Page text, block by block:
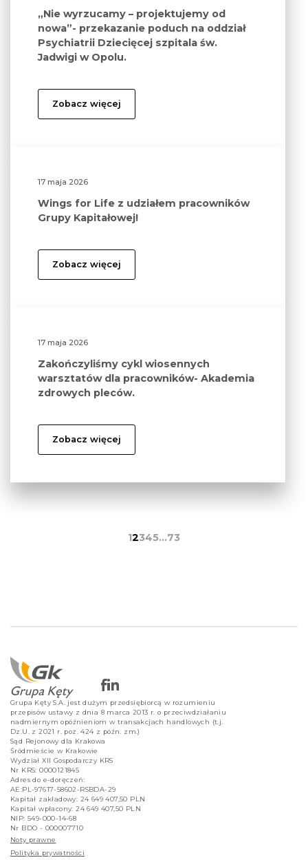
„Nie wyrzucamy – projektujemy od
nowa”- przekazanie poduch na oddział
Psychiatrii Dziecięcej szpitala św.
Jadwigi w Opolu.
Zobacz więcej
17 maja 2026
Wings for Life z udziałem pracowników
Grupy Kapitałowej!
Zobacz więcej
17 maja 2026
Zakończyliśmy cykl wiosennych
warsztatów dla pracowników- Akademia
zdrowych pleców.
Zobacz więcej
12345…73
Grupa Kęty S.A. jest dużym przedsiębiorcą w rozumieniu
przepisów ustawy z dnia 8 marca 2013 r. o przeciwdziałaniu
nadmiernym opóźnieniom w transakcjach handlowych (t.j.
Dz.U. z 2021 r. poz. 424 z późn. zm.)
Sąd Rejonowy dla Krakowa
Śródmieście w Krakowie
Wydział XII Gospodarczy KRS
Nr KRS: 0000121845
Adres do e-doręczeń:
AE:PL-97617-58602-RSBDA-29
Kapitał zakładowy: 24 649 407,50 PLN
Kapitał wpłacony: 24 649 407,50 PLN
NIP: 549-000-14-68
Nr BDO - 000007710
Noty prawne
Polityka prywatności